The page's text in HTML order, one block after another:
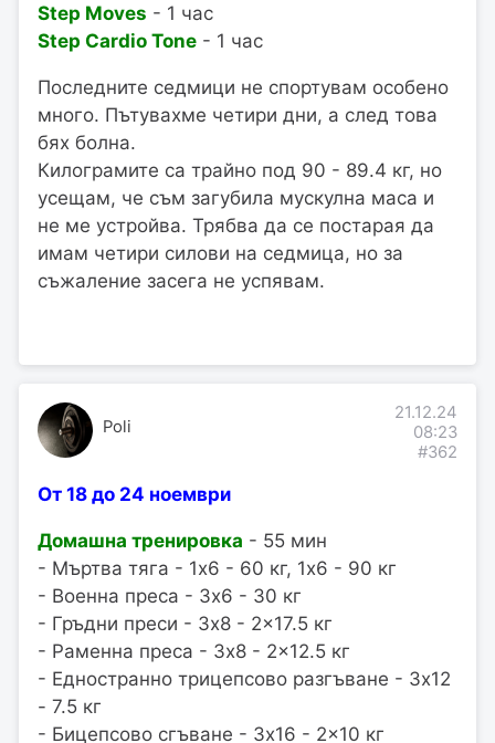
Step Moves - 1 час
Step Cardio Tone - 1 час
Последните седмици не спортувам особено
много. Пътувахме четири дни, а след това
бях болна.
Килограмите са трайно под 90 - 89.4 кг, но
усещам, че съм загубила мускулна маса и
не ме устройва. Трябва да се постарая да
имам четири силови на седмица, но за
съжаление засега не успявам.
Poli
21.12.24
08:23
#362
От 18 до 24 ноември
Домашна тренировка - 55 мин
- Мъртва тяга - 1x6 - 60 кг, 1x6 - 90 кг
- Военна преса - 3x6 - 30 кг
- Гръдни преси - 3x8 - 2x17.5 кг
- Раменна преса - 3x8 - 2x12.5 кг
- Едностранно трицепсово разгъване - 3x12
- 7.5 кг
- Бицепсово сгъване - 3x16 - 2x10 кг